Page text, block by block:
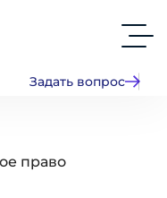
Задать вопрос
право